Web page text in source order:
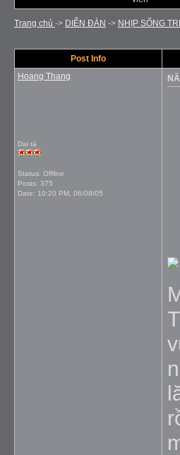
Trang chủ -> DIỄN ÐÀN -> NHỊP SỐNG
Post Info
Hoang Thang
Dai tá
Status: Offline
Posts: 375
Date: 10:20 PM, 06/08/05